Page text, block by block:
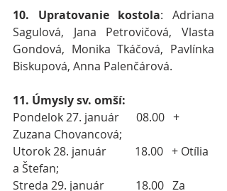
10. Upratovanie kostola: Adriana
Sagulová, Jana Petrovičová, Vlasta
Gondová, Monika Tkáčová, Pavlínka
Biskupová, Anna Palenčárová.
11. Úmysly sv. omší:
Pondelok 27. január      08.00   +
Zuzana Chovancová;
Utorok 28. január          18.00   + Otília
a Štefan;
Streda 29. január           18.00   Za